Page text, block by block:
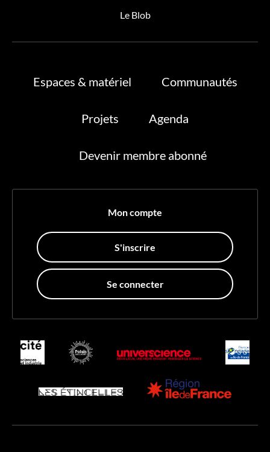
Le Blob
Mon compte
S'inscrire
Se connecter
Espaces & matériel Communautés
Projets Agenda
Devenir membre abonné